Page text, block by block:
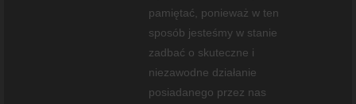
pamiętać, ponieważ w ten
sposób jesteśmy w stanie
zadbać o skuteczne i
niezawodne działanie
posiadanego przez nas